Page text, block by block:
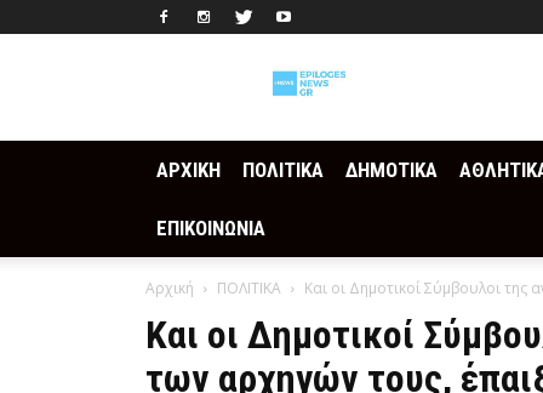
ΑΡΧΙΚΗ ΠΟΛΙΤΙΚΑ ΔΗΜΟΤΙΚΑ
ΕΠΙΚΟΙΝΩΝΙΑ
Αρχική ΠΟΛΙΤΙΚΑ Και οι Δημοτικοί Σύμβουλοι της
Και οι Δημοτικοί
των αρχηγών τους,